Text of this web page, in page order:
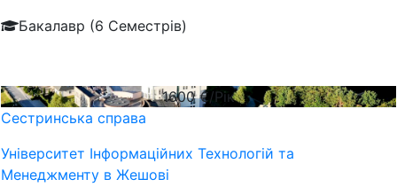
Бакалавр (6 Семестрів)
1600€/Рік
Сестринська справа
Університет Інформаційних Технологій та
Менеджменту в Жешові